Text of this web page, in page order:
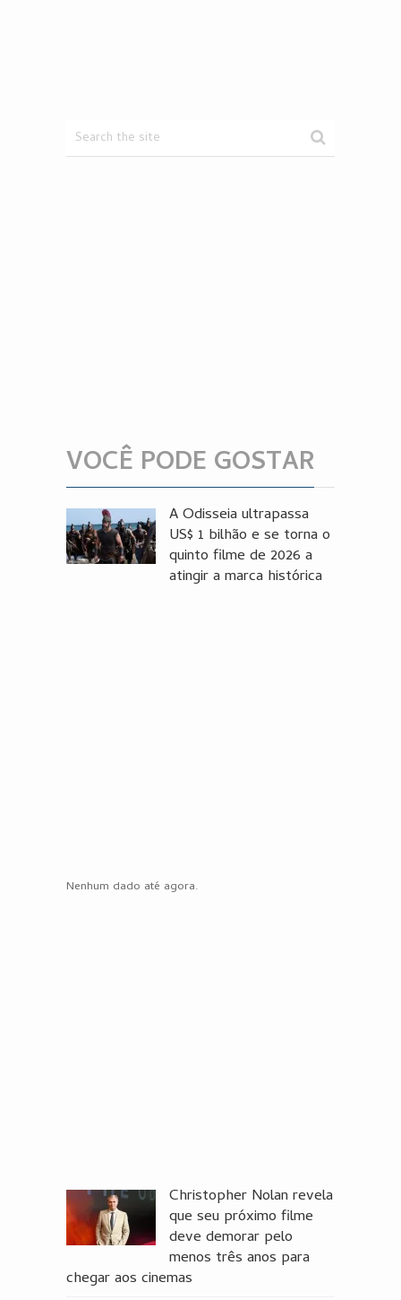
VOCÊ PODE GOSTAR
A Odisseia ultrapassa
US$ 1 bilhão e se torna o
quinto filme de 2026 a
atingir a marca histórica
Nenhum dado até agora.
Christopher Nolan revela
que seu próximo filme
deve demorar pelo
menos três anos para
chegar aos cinemas